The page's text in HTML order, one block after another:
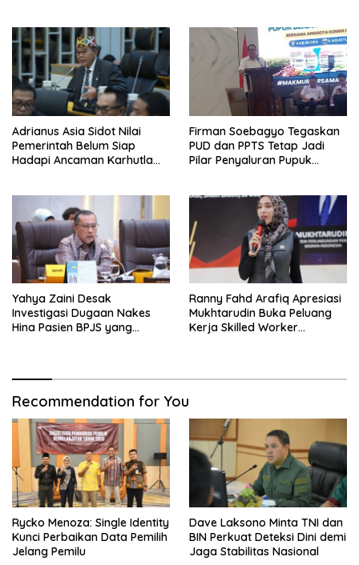
Adrianus Asia Sidot Nilai
Pemerintah Belum Siap
Hadapi Ancaman Karhutla
Firman Soebagyo Tegaskan
PUD dan PPTS Tetap Jadi
Pilar Penyaluran Pupuk
Yahya Zaini Desak
Investigasi Dugaan Nakes
Hina Pasien BPJS yang
Ranny Fahd Arafiq Apresiasi
Mukhtarudin Buka Peluang
Kerja Skilled Worker
Recommendation for You
Rycko Menoza: Single Identity
Kunci Perbaikan Data Pemilih
Jelang Pemilu
Dave Laksono Minta TNI dan
BIN Perkuat Deteksi Dini demi
Jaga Stabilitas Nasional